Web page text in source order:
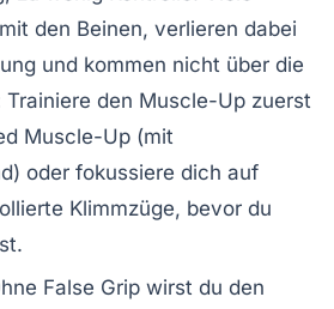
den Beinen, verlieren dabei
und kommen nicht über die
Trainiere den Muscle-Up zuerst
Muscle-Up (mit
oder fokussiere dich auf
Klimmzüge, bevor du
False Grip wirst du den